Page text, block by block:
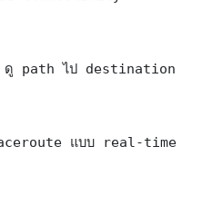
path ไป destination
แบบ real-time